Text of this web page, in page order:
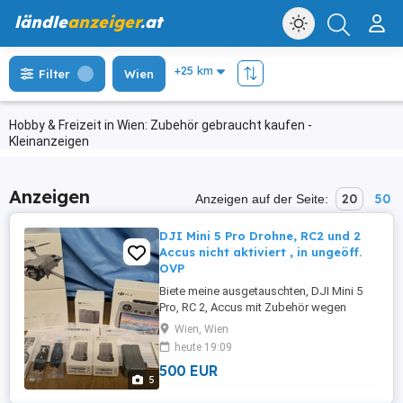
ländleanzeiger.at
Hobby & Freizeit in Wien: Zubehör gebraucht kaufen -
Kleinanzeigen
Filter Wien
Anzeigen Anzeigen auf der Seite: 20 50
5
DJI Mini 5 Pro Drohne, RC2 und 2
Accus nicht aktiviert , in ungeöff.
OVP
Biete meine ausgetauschten, DJI Mini 5
Pro, RC 2, Accus mit Zubehör wegen
System wechsel an. Belege dabei. Drohne
, RC 3 und Accus müssen vor Gebrauch
aktiviert werden und dann beginnt die
Garantie zu laufen, auch Care Refresh
Wien, Wien
heute 19:09
500 EUR